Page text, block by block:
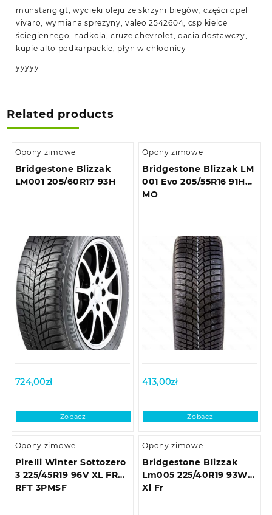
munstang gt, wycieki oleju ze skrzyni biegów, części opel
vivaro, wymiana sprezyny, valeo 2542604, csp kielce
ściegiennego, nadkola, cruze chevrolet, dacia dostawczy,
kupie alto podkarpackie, płyn w chłodnicy
yyyyy
Related products
Opony zimowe
Bridgestone Blizzak
LM001 205/60R17 93H
724,00zł
Zobacz
Opony zimowe
Bridgestone Blizzak LM
001 Evo 205/55R16 91H
MO
413,00zł
Zobacz
Opony zimowe
Pirelli Winter Sottozero
3 225/45R19 96V XL FR
RFT 3PMSF
Opony zimowe
Bridgestone Blizzak
Lm005 225/40R19 93W
Xl Fr